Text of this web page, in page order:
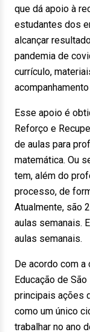
que dá apoio à
estudantes dos
alcançar
pandemia de
currículo,
Esse apoio é
Reforço e
de aulas para
matemática. Ou
tem, além do
processo, de
Atualmente, são
aulas semanais.
aulas semanais.
De acordo com
Educação de São
principais ações
como um único
trabalhar no ano